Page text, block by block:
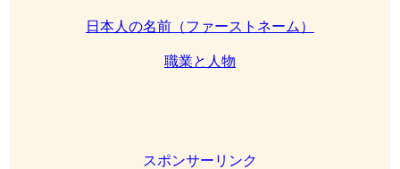
日本人の名前（ファーストネーム）
職業と人物
スポンサーリンク